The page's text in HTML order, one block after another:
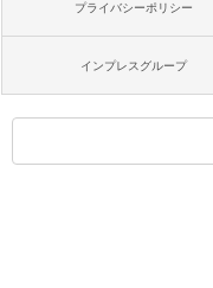
プライバシーポリシー
インプレスグループ